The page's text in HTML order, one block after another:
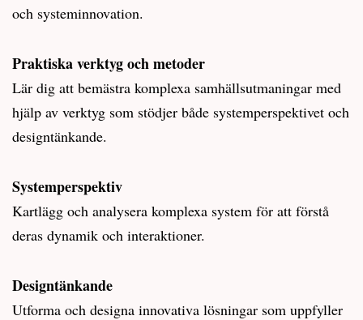
och systeminnovation.
Praktiska verktyg och metoder
Lär dig att bemästra komplexa samhällsutmaningar med
hjälp av verktyg som stödjer både systemperspektivet och
designtänkande.
Systemperspektiv
Kartlägg och analysera komplexa system för att förstå
deras dynamik och interaktioner.
Designtänkande
Utforma och designa innovativa lösningar som uppfyller